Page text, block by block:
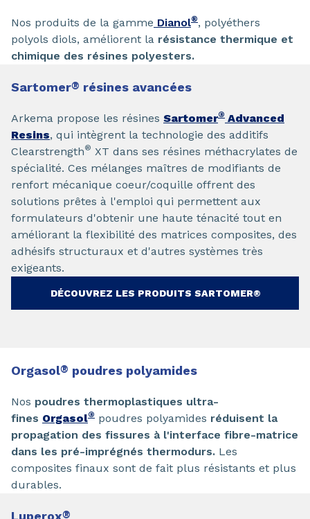
Nos produits de la gamme Dianol®, polyéthers
polyols diols, améliorent la résistance thermique et
chimique des résines polyesters.
Sartomer® résines avancées
Arkema propose les résines Sartomer® Advanced
Resins, qui intègrent la technologie des additifs
Clearstrength® XT dans ses résines méthacrylates de
spécialité. Ces mélanges maîtres de modifiants de
renfort mécanique coeur/coquille offrent des
solutions prêtes à l'emploi qui permettent aux
formulateurs d'obtenir une haute ténacité tout en
améliorant la flexibilité des matrices composites, des
adhésifs structuraux et d'autres systèmes très
exigeants.
DÉCOUVREZ LES PRODUITS SARTOMER®
Orgasol® poudres polyamides
Nos poudres thermoplastiques ultra-
fines Orgasol® poudres polyamides réduisent la
propagation des fissures à l'interface fibre-matrice
dans les pré-imprégnés thermodurs. Les
composites finaux sont de fait plus résistants et plus
durables.
Luperox®